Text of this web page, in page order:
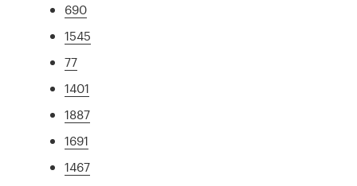
690
1545
77
1401
1887
1691
1467